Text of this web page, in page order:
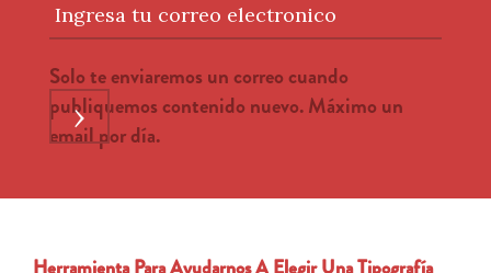
Ingresa tu correo electronico
Solo te enviaremos un correo cuando
publiquemos contenido nuevo. Máximo un
email por día.
›